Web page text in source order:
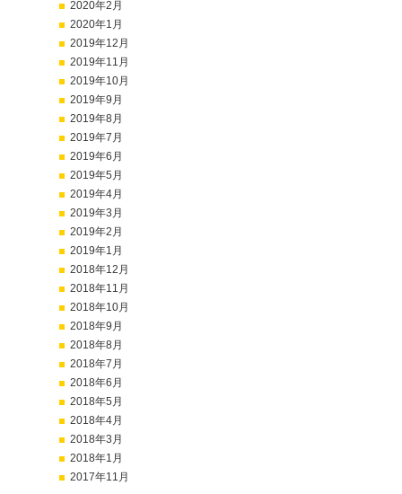
2020年2月
2020年1月
2019年12月
2019年11月
2019年10月
2019年9月
2019年8月
2019年7月
2019年6月
2019年5月
2019年4月
2019年3月
2019年2月
2019年1月
2018年12月
2018年11月
2018年10月
2018年9月
2018年8月
2018年7月
2018年6月
2018年5月
2018年4月
2018年3月
2018年1月
2017年11月